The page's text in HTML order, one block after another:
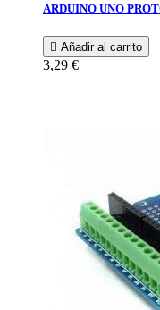
ARDUINO UNO
 Añadir al carrito
3,29 €